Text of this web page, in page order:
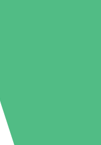
Sans engagement